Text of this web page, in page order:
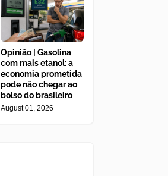
Opinião | Gasolina
com mais etanol: a
economia prometida
pode não chegar ao
bolso do brasileiro
August 01, 2026